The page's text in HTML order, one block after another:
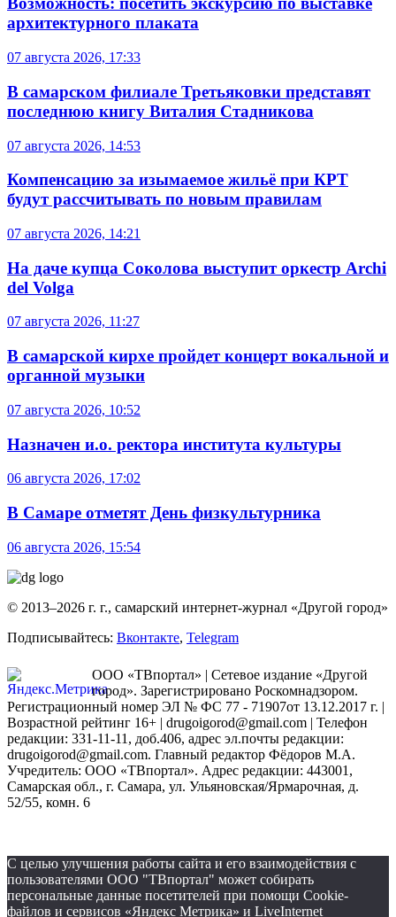
архитектурного плаката
07 августа 2026, 17:33
В самарском филиале Третьяковки представят
последнюю книгу Виталия Стадникова
07 августа 2026, 14:53
Компенсацию за изымаемое жильё при КРТ
будут рассчитывать по новым правилам
07 августа 2026, 14:21
На даче купца Соколова выступит оркестр Archi
del Volga
07 августа 2026, 11:27
В самарской кирхе пройдет концерт вокальной и
органной музыки
07 августа 2026, 10:52
Назначен и.о. ректора института культуры
06 августа 2026, 17:02
В Самаре отметят День физкультурника
06 августа 2026, 15:54
© 2013–2026 г. г., самарский интернет-журнал «Другой город»
Подписывайтесь: Вконтакте, Telegram
ООО «ТВпортал» | Сетевое издание «Другой
город». Зарегистрировано Роскомнадзором.
Регистрационный номер ЭЛ № ФС 77 - 71907от 13.12.2017 г. |
Возрастной рейтинг 16+ | drugoigorod@gmail.com | Телефон
редакции: 331-11-11, доб.406, адрес эл.почты редакции:
drugoigorod@gmail.com. Главный редактор Фёдоров М.А.
Учредитель: ООО «ТВпортал». Адрес редакции: 443001,
Самарская обл., г. Самара, ул. Ульяновская/Ярмарочная, д.
52/55, комн. 6
С целью улучшения работы сайта и его взаимодействия с
пользователями ООО "ТВпортал" может собирать
персональные данные посетителей при помощи Cookie-
файлов и сервисов «Яндекс Метрика» и LiveInternet